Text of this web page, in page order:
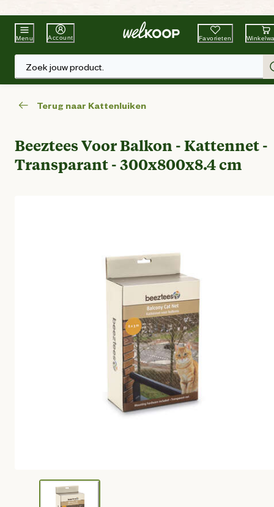
Beste WinkelketenTuin & Dier
Menu Account Favorieten
Zoek jouw product.
Terug naar Kattenluiken
Beeztees Voor Balkon - Kattennet -
Transparant - 300x800x8.4 cm